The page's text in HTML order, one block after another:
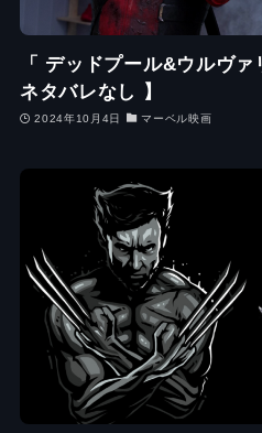
「 デッドプール&ウルヴ
ネタバレなし 】
2024年10月4日 マーベル映画